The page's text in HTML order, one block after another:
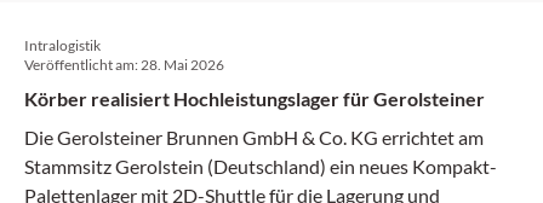
Intralogistik
Veröffentlicht am:28. Mai 2026
Körber realisiert Hochleistungslager für Gerolsteiner
Die Gerolsteiner Brunnen GmbH & Co. KG errichtet am
Stammsitz Gerolstein (Deutschland) ein neues Kompakt-
Palettenlager mit 2D-Shuttle für die Lagerung und